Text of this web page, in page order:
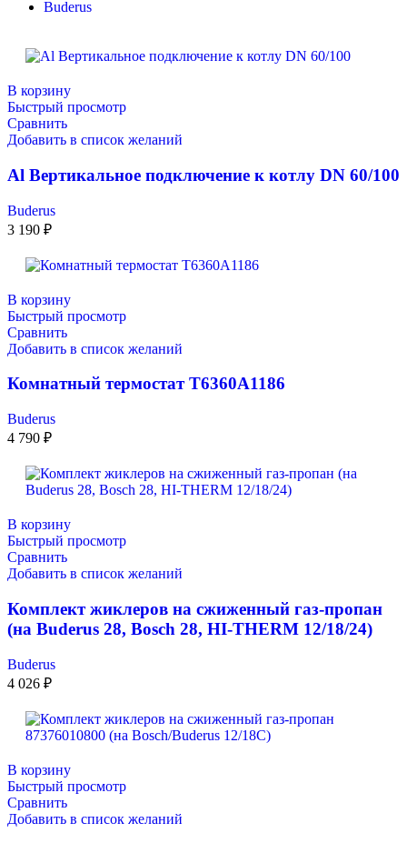
Buderus
В корзину
Быстрый просмотр
Сравнить
Добавить в список желаний
Al Вертикальное подключение к котлу DN 60/100
Buderus
3 190 ₽
В корзину
Быстрый просмотр
Сравнить
Добавить в список желаний
Комнатный термостат T6360A1186
Buderus
4 790 ₽
В корзину
Быстрый просмотр
Сравнить
Добавить в список желаний
Комплект жиклеров на сжиженный газ-пропан
(на Buderus 28, Bosch 28, HI-THERM 12/18/24)
Buderus
4 026 ₽
В корзину
Быстрый просмотр
Сравнить
Добавить в список желаний